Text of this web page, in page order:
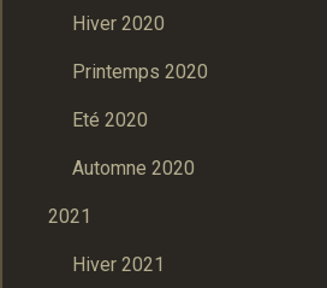
Hiver 2020
Printemps 2020
Eté 2020
Automne 2020
2021
Hiver 2021